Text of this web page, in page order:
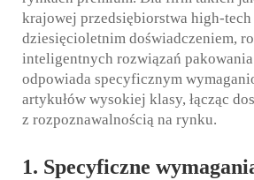
krajowej przedsiębiorstwa high-tech
dziesięcioletnim doświadczeniem,
inteligentnych rozwiązań
odpowiada specyficznym
artykułów wysokiej klasy, łącząc
z rozpoznawalnością na rynku.
1. Specyficzne